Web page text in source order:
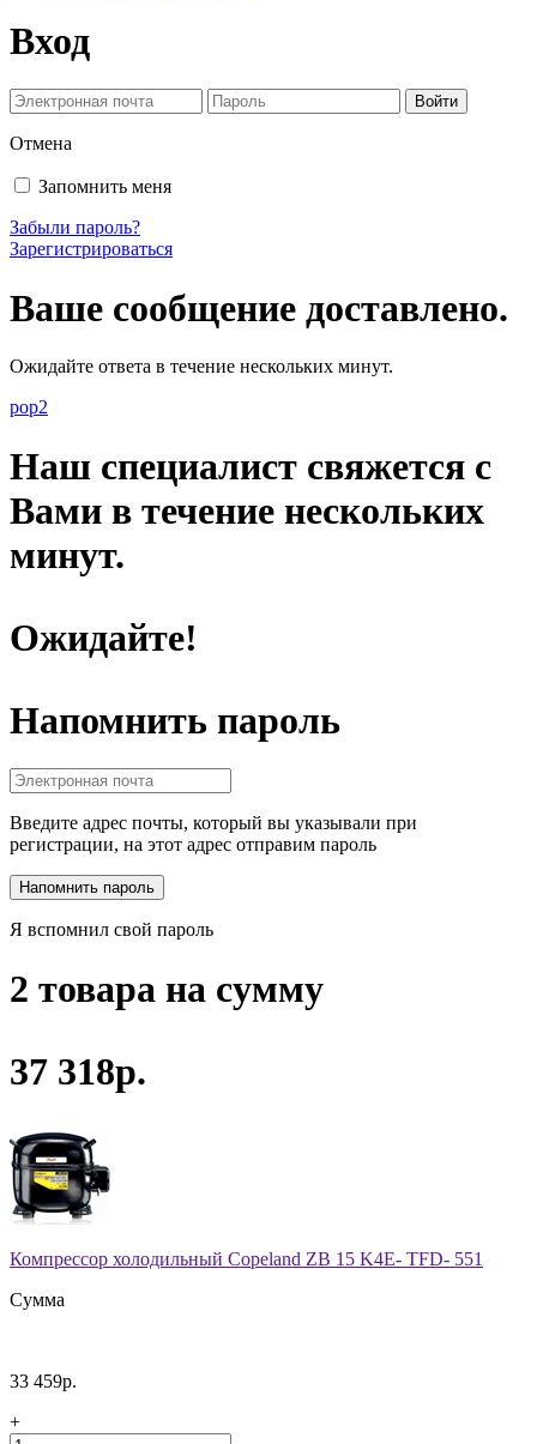
Вход
Отмена
Запомнить меня
Забыли пароль?
Зарегистрироваться
Ваше сообщение доставлено.
Ожидайте ответа в течение нескольких минут.
pop2
Наш специалист свяжется с
Вами в течение нескольких
минут.
Ожидайте!
Напомнить пароль
Введите адрес почты, который вы указывали при
регистрации, на этот адрес отправим пароль
Я вспомнил свой пароль
2 товара на сумму
37 318р.
Компрессор холодильный Copeland ZB 15 K4E- TFD- 551
Сумма
33 459р.
+